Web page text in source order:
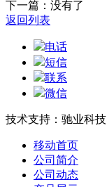
下一篇：没有了
返回列表
电话
短信
联系
微信
技术支持：驰业科技
移动首页
公司简介
公司动态